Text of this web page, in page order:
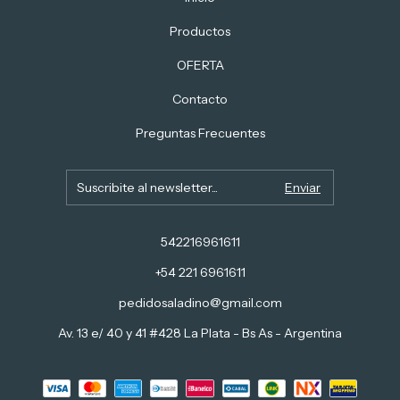
Productos
OFERTA
Contacto
Preguntas Frecuentes
542216961611
+54 221 6961611
pedidosaladino@gmail.com
Av. 13 e/ 40 y 41 #428 La Plata - Bs As - Argentina